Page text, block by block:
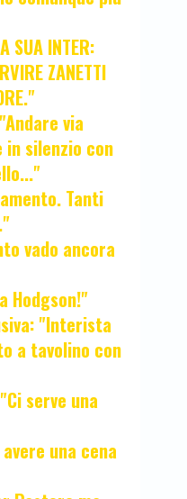
SUA INTER:
ZANETTI
"Andare via
in silenzio con
Tanti
vado ancora
Hodgson!"
"Interista
a tavolino con
serve una
una cena